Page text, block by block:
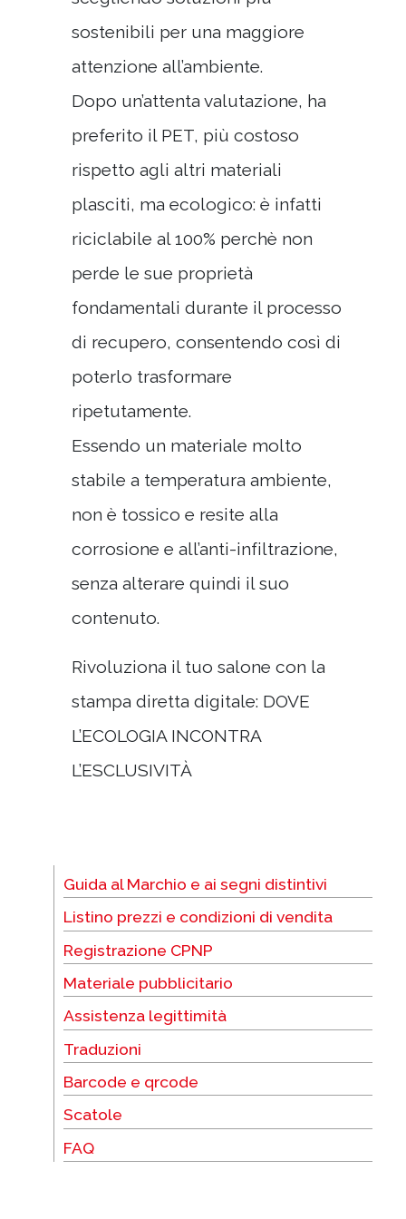
sostenibili per una maggiore
attenzione all’ambiente.
Dopo un’attenta valutazione, ha
preferito il PET, più costoso
rispetto agli altri materiali
plasciti, ma ecologico: è infatti
riciclabile al 100% perchè non
perde le sue proprietà
fondamentali durante il processo
di recupero, consentendo così di
poterlo trasformare
ripetutamente.
Essendo un materiale molto
stabile a temperatura ambiente,
non è tossico e resite alla
corrosione e all’anti-infiltrazione,
senza alterare quindi il suo
contenuto.
Rivoluziona il tuo salone con la
stampa diretta digitale: DOVE
L’ECOLOGIA INCONTRA
L’ESCLUSIVITÀ
Guida al Marchio e ai segni distintivi
Listino prezzi e condizioni di vendita
Registrazione CPNP
Materiale pubblicitario
Assistenza legittimità
Traduzioni
Barcode e qrcode
Scatole
FAQ